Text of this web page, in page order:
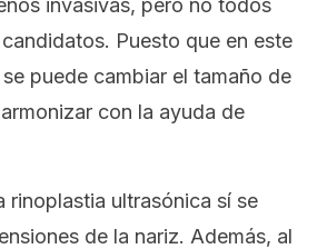
invasivas, pero no todos
Puesto que en este
puede cambiar el tamaño de
con la ayuda de
rinoplastia ultrasónica sí se
de la nariz. Además, al